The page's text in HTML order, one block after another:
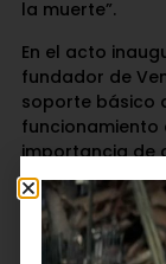
la muerte”.
En el acto
fundador de
soporte básico
funcionamiento
importancia de
este equipo,
capacitación
atención de